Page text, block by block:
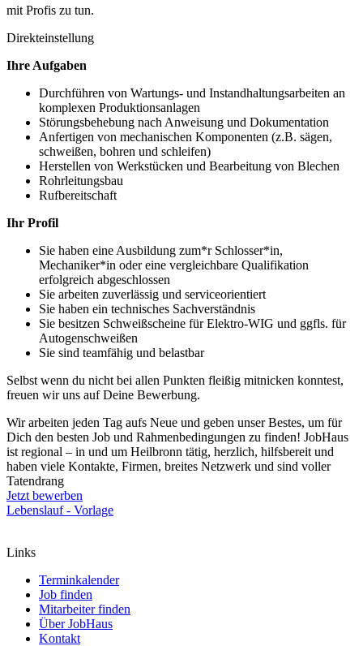
mit Profis zu tun.
Direkteinstellung
Ihre Aufgaben
Durchführen von Wartungs- und Instandhaltungsarbeiten an
komplexen Produktionsanlagen
Störungsbehebung nach Anweisung und Dokumentation
Anfertigen von mechanischen Komponenten (z.B. sägen,
schweißen, bohren und schleifen)
Herstellen von Werkstücken und Bearbeitung von Blechen
Rohrleitungsbau
Rufbereitschaft
Ihr Profil
Sie haben eine Ausbildung zum*r Schlosser*in,
Mechaniker*in oder eine vergleichbare Qualifikation
erfolgreich abgeschlossen
Sie arbeiten zuverlässig und serviceorientiert
Sie haben ein technisches Sachverständnis
Sie besitzen Schweißscheine für Elektro-WIG und ggfls. für
Autogenschweißen
Sie sind teamfähig und belastbar
Selbst wenn du nicht bei allen Punkten fleißig mitnicken konntest,
freuen wir uns auf Deine Bewerbung.
Wir arbeiten jeden Tag aufs Neue und geben unser Bestes, um für
Dich den besten Job und Rahmenbedingungen zu finden! JobHaus
ist regional – in und um Heilbronn tätig, herzlich, hilfsbereit und
haben viele Kontakte, Firmen, breites Netzwerk und sind voller
Tatendrang
Jetzt bewerben
Lebenslauf - Vorlage
Links
Terminkalender
Job finden
Mitarbeiter finden
Über JobHaus
Kontakt